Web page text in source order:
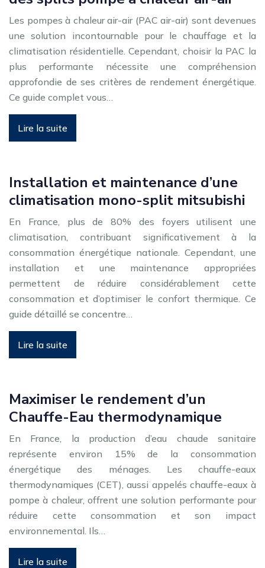
Les pompes à chaleur air-air (PAC air-air) sont devenues
une solution incontournable pour le chauffage et la
climatisation résidentielle. Cependant, choisir la PAC la
plus performante nécessite une compréhension
approfondie de ses critères de rendement énergétique.
Ce guide complet vous…
Lire la suite
Installation et maintenance d’une
climatisation mono-split mitsubishi
En France, plus de 80% des foyers utilisent une
climatisation, contribuant significativement à la
consommation énergétique nationale. Cependant, une
installation et une maintenance appropriées
permettent de réduire considérablement cette
consommation et d’optimiser le confort thermique. Ce
guide détaillé se concentre…
Lire la suite
Maximiser le rendement d’un
Chauffe-Eau thermodynamique
En France, la production d’eau chaude sanitaire
représente environ 15% de la consommation
énergétique des ménages. Les chauffe-eaux
thermodynamiques (CET), aussi appelés chauffe-eaux à
pompe à chaleur, offrent une solution performante pour
réduire cette consommation et son impact
environnemental. Ils…
Lire la suite